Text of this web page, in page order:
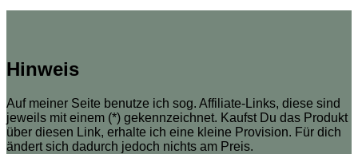
Hinweis
Auf meiner Seite benutze ich sog. Affiliate-Links, diese sind
jeweils mit einem (*) gekennzeichnet. Kaufst Du das Produkt
über diesen Link, erhalte ich eine kleine Provision. Für dich
ändert sich dadurch jedoch nichts am Preis.